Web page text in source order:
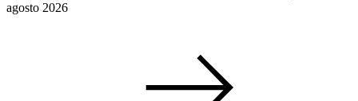
agosto 2026